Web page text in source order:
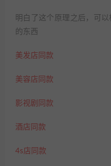
明白了这个原理之后，可
的东西
美发店同款
美容店同款
影视剧同款
酒店同款
4s店同款